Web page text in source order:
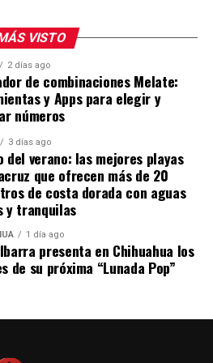
deTelediariocomentó
de Karely,
una pistola en la cabeza.
policiales estarían en la zona
correspondientes.
VISTO
2 días ago
de combinaciones Melate:
y Apps para elegir y
números
3 días ago
del verano: las mejores playas
que ofrecen más de 20
de costa dorada con aguas
y tranquilas
1 día ago
presenta en Chihuahua los
de su próxima “Lunada Pop”